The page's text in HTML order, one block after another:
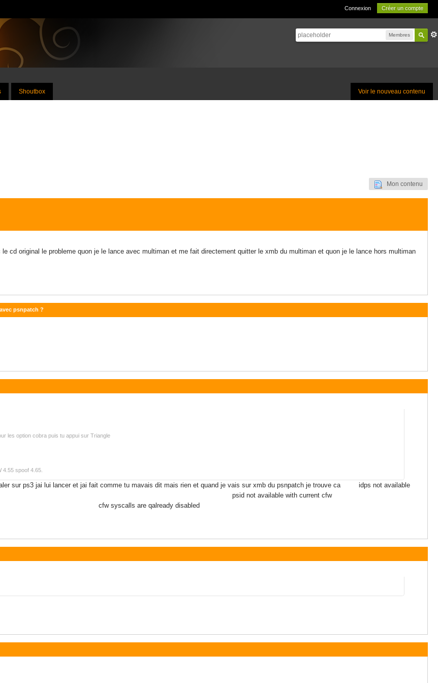
Connexion Créer un compte
Membres
Voir le nouveau contenu
Shoutbox
Mon contenu
cd original le probleme quon je le lance avec multiman et me fait directement quitter le xmb du multiman et quon je le lance hors multiman
psnpatch ?
les option cobra puis tu appui sur Triangle
spoof 4.65.
sur ps3 jai lui lancer et jai fait comme tu mavais dit mais rien et quand je vais sur xmb du psnpatch je trouve ca idps not available
cfw psid not available with current cfw
qalready disabled